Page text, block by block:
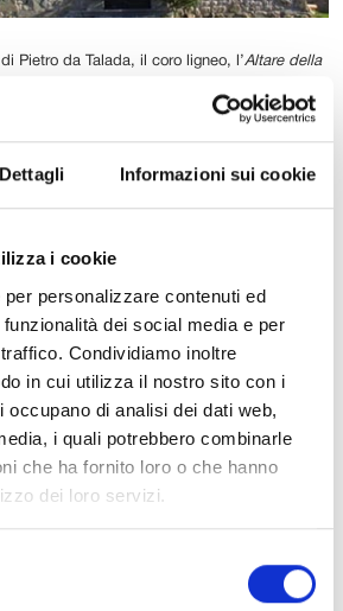
Dettagli Informazioni sui cookie
i cookie
personalizzare contenuti ed
dei social media e per
Condividiamo inoltre
in cui utilizza il nostro sito con i
occupano di analisi dei dati web,
i quali potrebbero combinarle
che ha fornito loro o che hanno
dei loro servizi.
Pietro da Talada, il coro ligneo, l’Altare della
Borsigliana, nel Comune di Piazza al Serchio,
contributo della Fondazione Crl.
controfacciata e, sulla destra
del XIX secolo, vestita con stoffe
che ha conosciuto
di restauro, coordinata dalla
della Soprintendenza alle
contributo della
Risparmio di Lucca.
al Serchio, sulla strada per Sillano,
il proprio gioiello, un edificio che